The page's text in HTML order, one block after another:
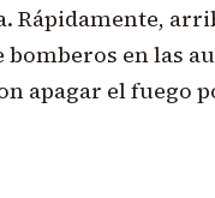
Rápidamente,
bomberos en las
apagar el fuego